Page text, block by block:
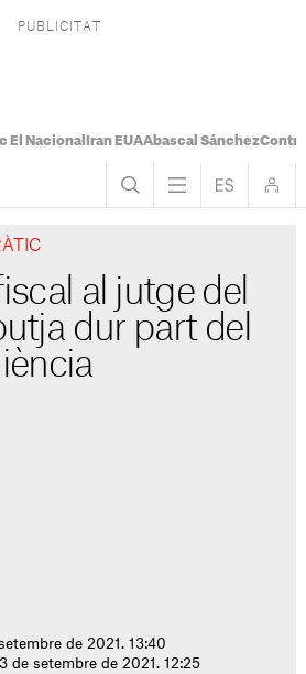
El Nacional Iran EUAAbascal Sánchez
al jutge del
dur part del
de 2021. 13:40
de setembre de 2021. 12:25